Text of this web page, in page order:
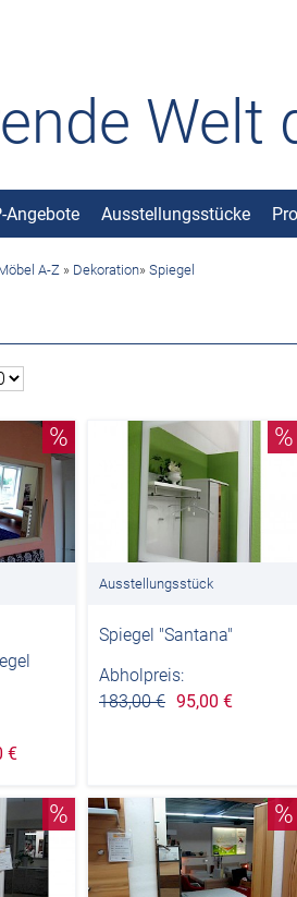
Welt
Angebote Ausstellungsstücke
A-Z » Dekoration»Spiegel
%
€
%
Ausstellungsstück
Spiegel "Santana"
Abholpreis:
183,00 € 95,00 €
% %